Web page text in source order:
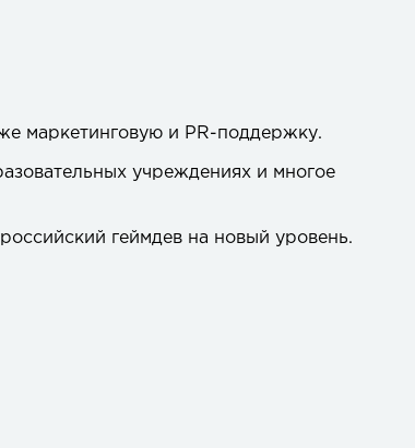
маркетинговую и PR-поддержку.
учреждениях и многое
геймдев на новый уровень.